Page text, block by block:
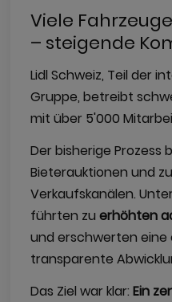
Viele
– steigende
Lidl Schweiz, Teil der
Gruppe, betreibt
mit über 5'000
Der bisherige
Bieterauktionen und
Verkaufskanälen.
führten zu erhöhten
und erschwerten eine
transparente
Das Ziel war klar: Ein